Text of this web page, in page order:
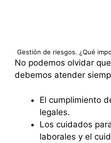
Gestión de riesgos. ¿Qué
No podemos olvidar
debemos atender
El cumplimiento
legales.
Los cuidados
laborales y el